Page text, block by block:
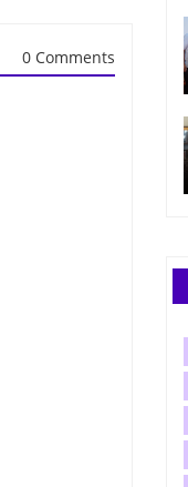
0 Comments